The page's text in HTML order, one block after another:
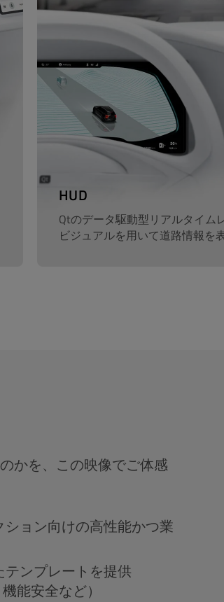
よび外部アプリケーション管理が可能で
こからでも車両にアクセスできます。
HUD
Qtのデータ駆動型リアルタイム
ビジュアルを用いて道路情報を
かを、この映像でご体感
ョン向けの高性能かつ業
ンプレートを提供
能安全など）